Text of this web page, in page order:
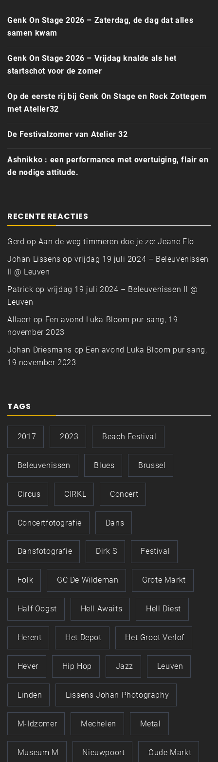
Genk On Stage 2026 – Zaterdag, de dag dat alles
samen kwam
Genk On Stage 2026 – Vrijdag knalde als het
startschot voor de zomer
Op de eerste rij bij Genk On Stage en Rock Zottegem
met Atelier32
De Festivalzomer van Atelier 32
Ashnikko : een performance met overtuiging, flair en
de nodige attitude.
RECENTE REACTIES
Gerd op Aan de weg timmeren doe je zo: Jeane Flo
Johan Lissens opvrijdag 19 juli 2024 – Beleuvenissen
II @ Leuven
Patrick op vrijdag 19 juli 2024 – Beleuvenissen II @
Leuven
Allaert op Een avond Luka Bloom pur sang, 19
november 2023
Johan Driesmans op Een avond Luka Bloom pur sang,
19 november 2023
TAGS
2017 2023 Beach Festival
Beleuvenissen Blues Brussel
Circus CIRKL Concert
Concertfotografie Dans
Dansfotografie Dirk S Festival
Folk GC De Wildeman Grote Markt
Half Oogst Hell Awaits Hell Diest
Herent Het Depot Het Groot Verlof
Hever Hip Hop Jazz Leuven
Linden Lissens Johan Photography
M-Idzomer Mechelen Metal
Museum M Nieuwpoort Oude Markt